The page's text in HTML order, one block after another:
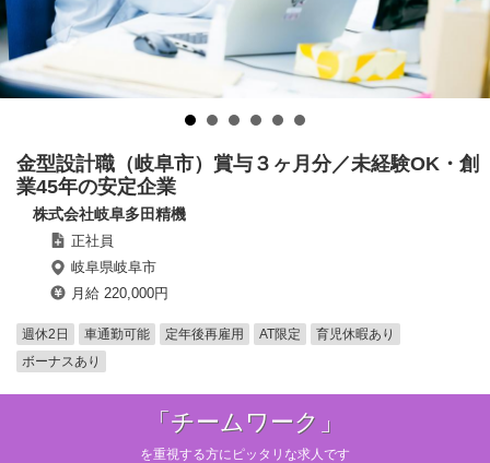
金型設計職（岐阜市）賞与３ヶ月分／未経験OK・創
業45年の安定企業
株式会社岐阜多田精機
正社員
岐阜県岐阜市
月給 220,000円
週休2日 車通勤可能 定年後再雇用 AT限定
育児休暇あり
ボーナスあり
「チームワーク」
を重視する方にピッタリな求人です